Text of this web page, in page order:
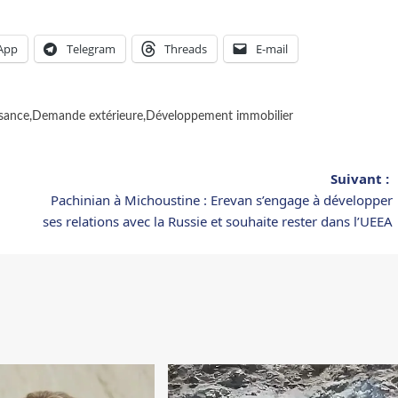
Telegram Threads E-mail
, Demande extérieure, Développement immobilier
Suivant :
Pachinian à Michoustine : Erevan s’engage à développer
ses relations avec la Russie et souhaite rester dans l’UEEA